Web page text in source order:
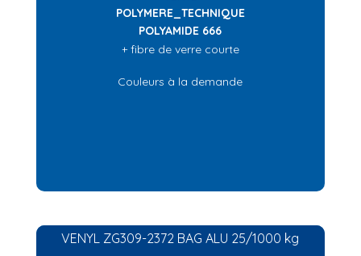
POLYMERE_TECHNIQUE
POLYAMIDE 666
+ fibre de verre courte
Couleurs à la demande
VENYL ZG309-2372 BAG ALU 25/1000 kg